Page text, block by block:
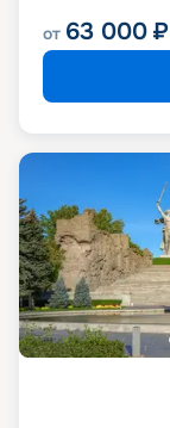
от 63 000 ₽